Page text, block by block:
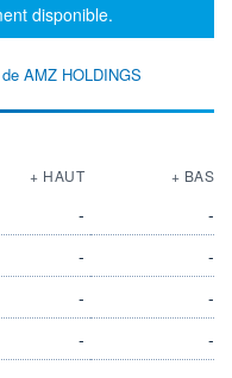
disponible.
AMZ HOLDINGS
+ HAUT + BAS
-
-
-
-
-
-
-
-